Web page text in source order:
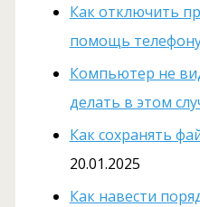
Как отключить
помощь
Компьютер не
делать в этом
Как сохранять
20.01.2025
Как навести